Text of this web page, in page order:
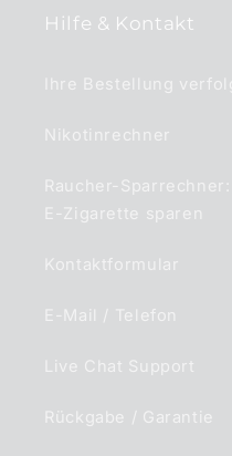
Hilfe & Kontakt
Ihre Bestellung
Nikotinrechner
Raucher-
E-Zigarette sparen
Kontaktformular
E-Mail / Telefon
Live Chat Support
Rückgabe / Garantie